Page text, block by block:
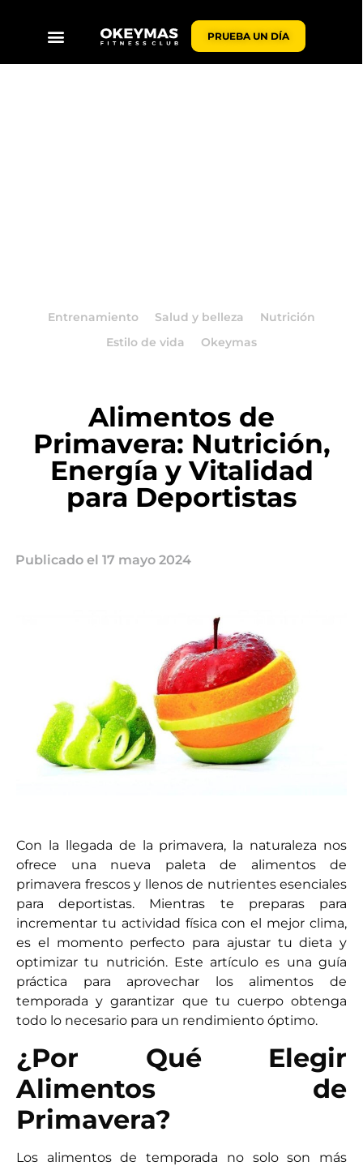
PRUEBA UN DÍA
Entrenamiento Salud y belleza
Nutrición
Estilo de vida
Okeymas
Alimentos de
Primavera: Nutrición,
Energía y Vitalidad
para Deportistas
Publicado el 17 mayo 2024
Con la llegada de la primavera, la naturaleza nos
ofrece una nueva paleta de alimentos de
primavera frescos y llenos de nutrientes esenciales
para deportistas. Mientras te preparas para
incrementar tu actividad física con el mejor clima,
es el momento perfecto para ajustar tu dieta y
optimizar tu nutrición. Este artículo es una guía
práctica para aprovechar los alimentos de
temporada y garantizar que tu cuerpo obtenga
todo lo necesario para un rendimiento óptimo.
¿Por Qué Elegir
Alimentos de
Primavera?
Los alimentos de temporada no solo son más